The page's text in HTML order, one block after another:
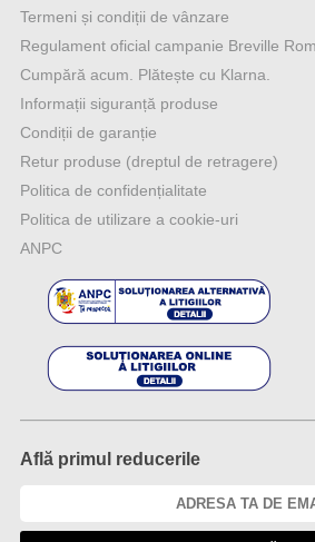
Termeni și condiții de vânzare
Regulament oficial campanie Breville
Cumpără acum. Plătește cu Klarna.
Informații siguranță produse
Condiții de garanție
Retur produse (dreptul de retragere)
Politica de confidențialitate
Politica de utilizare a cookie-uri
ANPC
Află primul reducerile